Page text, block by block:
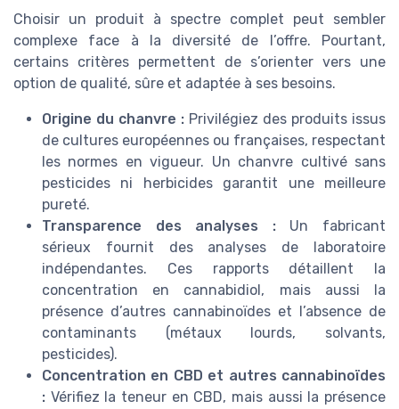
Choisir un produit à spectre complet peut sembler
complexe face à la diversité de l’offre. Pourtant,
certains critères permettent de s’orienter vers une
option de qualité, sûre et adaptée à ses besoins.
Origine du chanvre : Privilégiez des produits issus
de cultures européennes ou françaises, respectant
les normes en vigueur. Un chanvre cultivé sans
pesticides ni herbicides garantit une meilleure
pureté.
Transparence des analyses :Un fabricant
sérieux fournit des analyses de laboratoire
indépendantes. Ces rapports détaillent la
concentration en cannabidiol, mais aussi la
présence d’autres cannabinoïdes et l’absence de
contaminants (métaux lourds, solvants,
pesticides).
Concentration en CBD et autres cannabinoïdes
: Vérifiez la teneur en CBD, mais aussi la présence